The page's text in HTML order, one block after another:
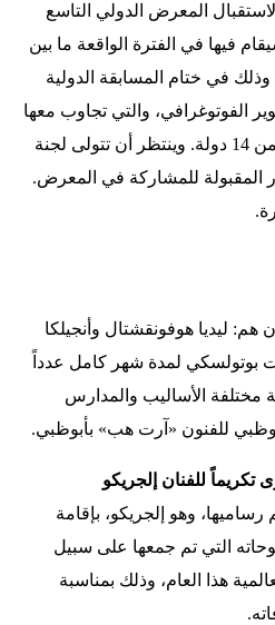
المعرض الدولي التاسع
فيها في الفترة الواقعة ما بين
وذلك في ختام المسابقة الدولية
الفوتوغرافي، والتي تجاوب معها
عشرات المصورين من أكثر من 14 دولة. وينتظر أن تتولى لجنة
المقبولة للمشاركة في المعرض.
هم: ليديا هوفونقشتال وأنجيلكا
بوتولسكي لمدة شهر كامل عدداً
مختلفة الأساليب والمدارس
للفنون «آرت هب» بأبوظبي.
تكريماً للفنان إلجريكو
وهو إلجريكو، بإقامة
التي تم جمعها على سبيل
هذا العام، وذلك بمناسبة